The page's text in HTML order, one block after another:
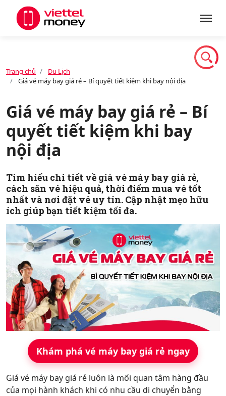
Dịch vụ
Khuyến mãi
Hỗ trợ
Trang chủ
Du Lịch
Giá vé máy bay giá rẻ – Bí quyết tiết kiệm khi bay nội địa
Giá vé máy bay giá rẻ – Bí
quyết tiết kiệm khi bay
nội địa
Tìm hiểu chi tiết về giá vé máy bay giá rẻ,
cách săn vé hiệu quả, thời điểm mua vé tốt
nhất và nơi đặt vé uy tín. Cập nhật mẹo hữu
ích giúp bạn tiết kiệm tối đa.
Khám phá vé máy bay giá rẻ ngay
Giá vé máy bay giá rẻ luôn là mối quan tâm hàng đầu
của mọi hành khách khi có nhu cầu di chuyển bằng